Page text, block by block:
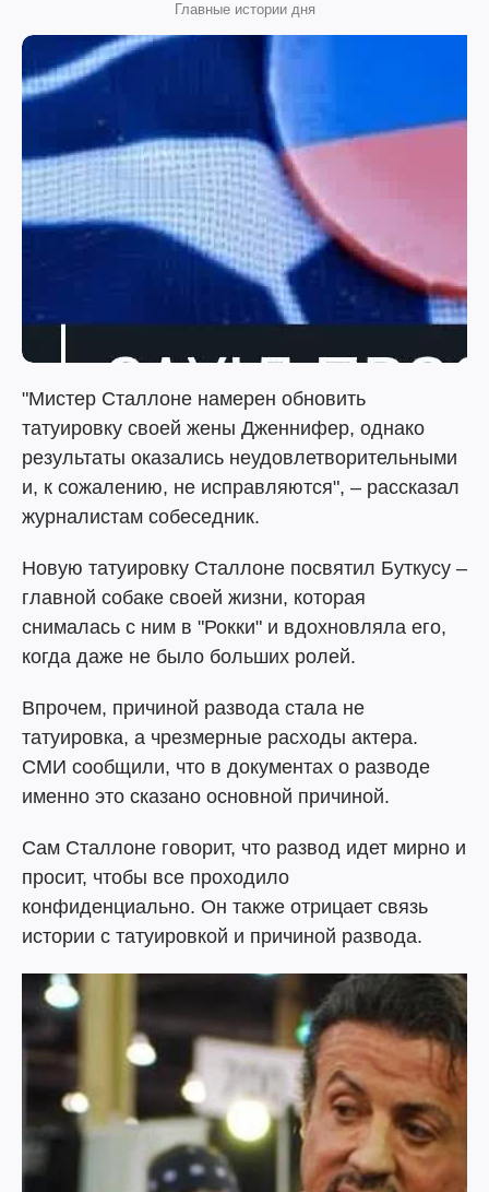
Главные истории дня
"Мистер Сталлоне намерен обновить
татуировку своей жены Дженнифер, однако
результаты оказались неудовлетворительными
и, к сожалению, не исправляются", – рассказал
журналистам собеседник.
Новую татуировку Сталлоне посвятил Буткусу –
главной собаке своей жизни, которая
снималась с ним в "Рокки" и вдохновляла его,
когда даже не было больших ролей.
Впрочем, причиной развода стала не
татуировка, а чрезмерные расходы актера.
СМИ сообщили, что в документах о разводе
именно это сказано основной причиной.
Сам Сталлоне говорит, что развод идет мирно и
просит, чтобы все проходило
конфиденциально. Он также отрицает связь
истории с татуировкой и причиной развода.